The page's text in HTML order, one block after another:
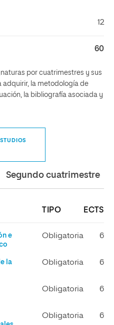
12
60
por cuatrimestres y sus
adquirir, la metodología de
la bibliografía asociada y
Segundo cuatrimestre
TIPO ECTS
e
Obligatoria 6
la
Obligatoria 6
Obligatoria 6
Obligatoria 6